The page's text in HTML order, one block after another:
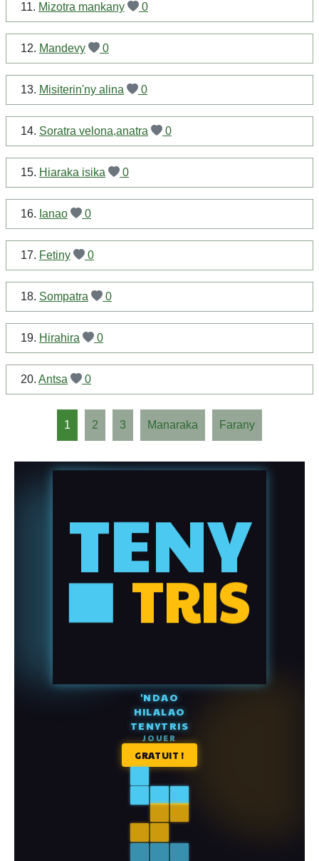
11. Mizotra mankany 0
12. Mandevy 0
13. Misiterin'ny alina 0
14. Soratra velona,anatra 0
15. Hiaraka isika 0
16. Ianao 0
17. Fetiny 0
18. Sompatra 0
19. Hirahira 0
20. Antsa 0
1 2 3 Manaraka Farany